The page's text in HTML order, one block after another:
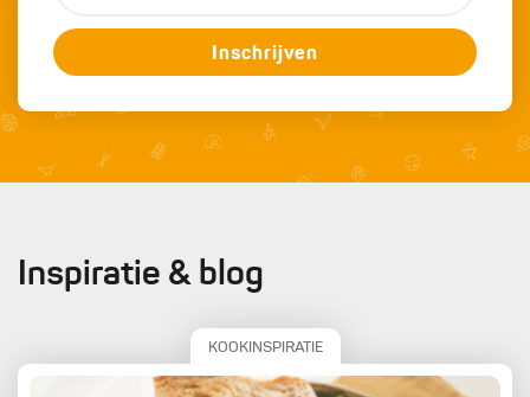
Inschrijven
Inspiratie & blog
KOOKINSPIRATIE